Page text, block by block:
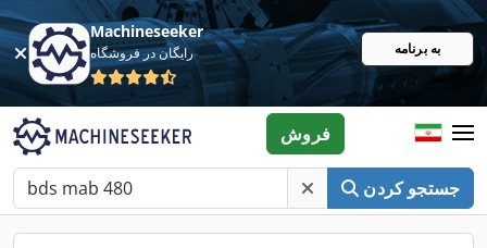
Machineseeker
رایگان در فروشگاه به برنامه
جستجو کردن
فروش